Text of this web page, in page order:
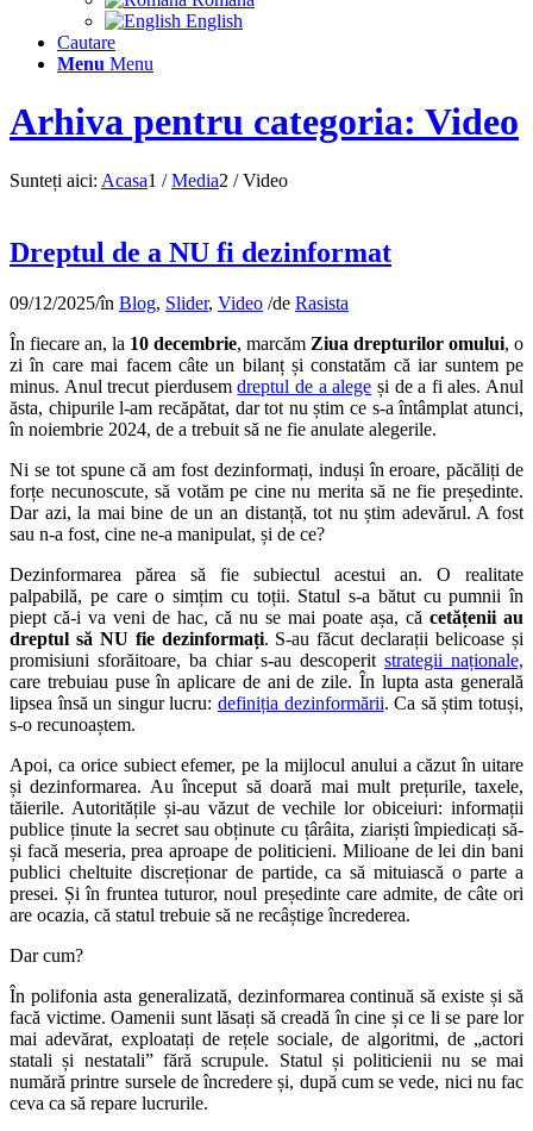
English
Cautare
Menu Menu
Arhiva pentru categoria: Video
Sunteți aici: Acasa1 / Media2 / Video
Dreptul de a NU fi dezinformat
09/12/2025/în Blog, Slider, Video /de Rasista
În fiecare an, la 10 decembrie, marcăm Ziua drepturilor omului, o
zi în care mai facem câte un bilanț și constatăm că iar suntem pe
minus. Anul trecut pierdusemdreptul de a alege și de a fi ales. Anul
ăsta, chipurile l-am recăpătat, dar tot nu știm ce s-a întâmplat atunci,
în noiembrie 2024, de a trebuit să ne fie anulate alegerile.
Ni se tot spune că am fost dezinformați, induși în eroare, păcăliți de
forțe necunoscute, să votăm pe cine nu merita să ne fie președinte.
Dar azi, la mai bine de un an distanță, tot nu știm adevărul. A fost
sau n-a fost, cine ne-a manipulat, și de ce?
Dezinformarea părea să fie subiectul acestui an. O realitate
palpabilă, pe care o simțim cu toții. Statul s-a bătut cu pumnii în
piept că-i va veni de hac, că nu se mai poate așa, că cetățenii au
dreptul să NU fie dezinformați. S-au făcut declarații belicoase și
promisiuni sforăitoare, ba chiar s-au descoperit strategii naționale,
care trebuiau puse în aplicare de ani de zile. În lupta asta generală
lipsea însă un singur lucru: definiția dezinformării. Ca să știm totuși,
s-o recunoaștem.
Apoi, ca orice subiect efemer, pe la mijlocul anului a căzut în uitare
și dezinformarea. Au început să doară mai mult prețurile, taxele,
tăierile. Autoritățile și-au văzut de vechile lor obiceiuri: informații
publice ținute la secret sau obținute cu țârâita, ziariști împiedicați să-
și facă meseria, prea aproape de politicieni. Milioane de lei din bani
publici cheltuite discreționar de partide, ca să mituiască o parte a
presei. Și în fruntea tuturor, noul președinte care admite, de câte ori
are ocazia, că statul trebuie să ne recâștige încrederea.
Dar cum?
În polifonia asta generalizată, dezinformarea continuă să existe și să
facă victime. Oamenii sunt lăsați să creadă în cine și ce li se pare lor
mai adevărat, exploatați de rețele sociale, de algoritmi, de „actori
statali și nestatali” fără scrupule. Statul și politicienii nu se mai
numără printre sursele de încredere și, după cum se vede, nici nu fac
ceva ca să repare lucrurile.